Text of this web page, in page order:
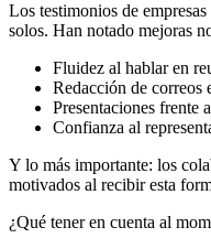
Los testimonios de
solos. Han notado mejoras
Fluidez al hablar en
Redacción de correos
Presentaciones frente
Confianza al
Y lo más importante: los
motivados al recibir esta
¿Qué tener en cuenta al